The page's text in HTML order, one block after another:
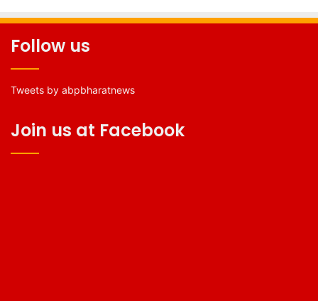
Follow us
Tweets by abpbharatnews
Join us at Facebook